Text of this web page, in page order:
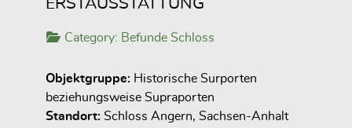
ERSTAUSSTATTUNG
Category: Befunde Schloss
Objektgruppe: Historische Surporten
beziehungsweise Supraporten
Standort: Schloss Angern, Sachsen-Anhalt